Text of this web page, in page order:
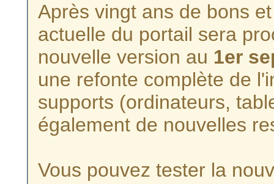
Après vingt ans de bons
actuelle du portail sera
nouvelle version au 1er
une refonte complète de
supports (ordinateurs,
également de nouvelles
Vous pouvez tester la